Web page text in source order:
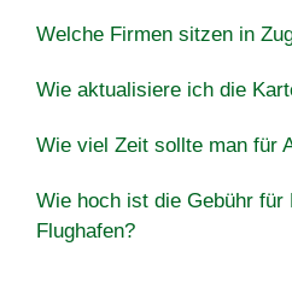
Welche Firmen sitzen in
Wie aktualisiere ich die
Wie viel Zeit sollte man für
Wie hoch ist die Gebühr für
Flughafen?